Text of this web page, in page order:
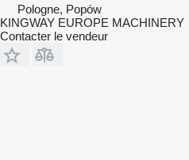
Pologne, Popów
KINGWAY EUROPE MACHINERY
Contacter le vendeur